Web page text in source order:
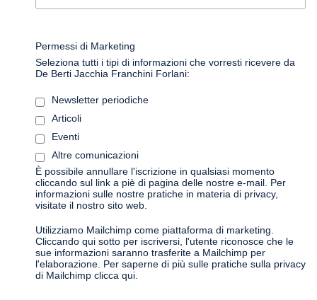
Permessi di Marketing
Seleziona tutti i tipi di informazioni che vorresti ricevere da
De Berti Jacchia Franchini Forlani:
Newsletter periodiche
Articoli
Eventi
Altre comunicazioni
È possibile annullare l'iscrizione in qualsiasi momento
cliccando sul link a piè di pagina delle nostre e-mail. Per
informazioni sulle nostre pratiche in materia di privacy,
visitate il nostro sito web.
Utilizziamo Mailchimp come piattaforma di marketing.
Cliccando qui sotto per iscriversi, l'utente riconosce che le
sue informazioni saranno trasferite a Mailchimp per
l'elaborazione. Per saperne di più sulle pratiche sulla privacy
di Mailchimp clicca qui.